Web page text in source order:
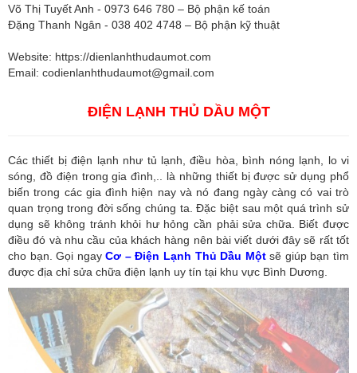
Võ Thị Tuyết Anh - 0973 646 780 – Bộ phận kế toán
Đặng Thanh Ngân - 038 402 4748 – Bộ phận kỹ thuật
Website: https://dienlanhthudaumot.com
Email: codienlanhthudaumot@gmail.com
ĐIỆN LẠNH THỦ DẦU MỘT
Các thiết bị điện lạnh như tủ lạnh, điều hòa, bình nóng lạnh, lo vi
sóng, đồ điện trong gia đình,.. là những thiết bị được sử dụng phổ
biến trong các gia đình hiện nay và nó đang ngày càng có vai trò
quan trọng trong đời sống chúng ta. Đặc biệt sau một quá trình sử
dụng sẽ không tránh khỏi hư hỏng cần phải sửa chữa. Biết được
điều đó và nhu cầu của khách hàng nên bài viết dưới đây sẽ rất tốt
cho bạn. Gọi ngayCơ – Điện Lạnh Thủ Dầu Một sẽ giúp bạn tìm
được địa chỉ sửa chữa điện lạnh uy tín tại khu vực Bình Dương.